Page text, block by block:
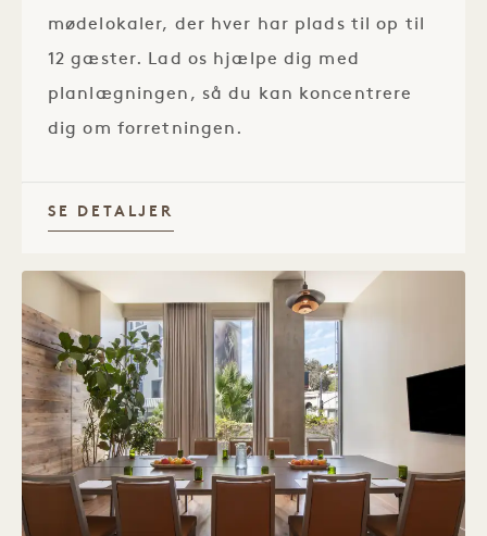
mødelokaler, der hver har plads til op til
12 gæster. Lad os hjælpe dig med
planlægningen, så du kan koncentrere
dig om forretningen.
SE DETALJER